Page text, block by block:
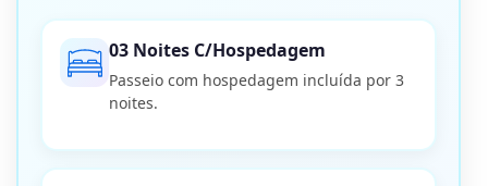
03 Noites C/Hospedagem
Passeio com hospedagem incluída por 3
noites.